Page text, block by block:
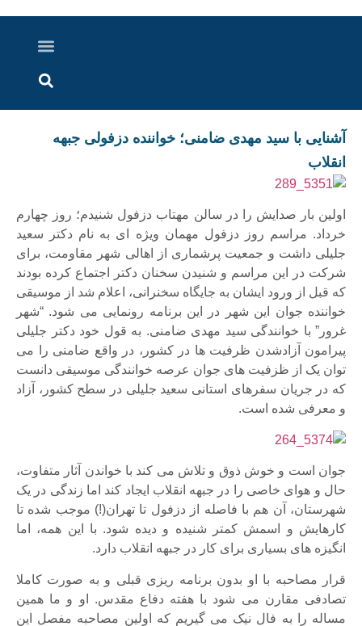
آشنایی با سید مهدی ضامنی؛ خواننده دزفولی جبهه
انقلاب
اولین بار صدایش را در سالن مهتاب دزفول شنیدم؛ روز چهارم
خرداد. مراسم روز دزفول مهمان ویژه ای به نام دکتر سعید
جلیلی داشت و جمعیت پرشماری از اهالی شهر مقاومت، برای
شرکت در این مراسم و شنیدن سخنان دکتر اجتماع کرده بودند
که قبل از ورود ایشان به جایگاه سخنرانی، اعلام شد از موسیقی
خواننده جوان این شهر در این برنامه رونمایی می شود. “شهر
غرور” با خوانندگی سید مهدی ضامنی. به قول خود دکتر جلیلی
پیرامون آزادشدن ظرفیت ها در کشور، در واقع ضامنی را می
توان یک از ظزفیت های جوان عرصه خوانندگی موسیقی دانست
که در جریان سفرهای استانی سعید جلیلی در سطح کشور، آزاد
و معرفی شده است.
جوان است و خوش ذوق و تلاش می کند با خواندن آثار متفاوت،
حال و هوای خاصی را در جبهه انقلاب ایجاد کند اما زندگی در یک
شهرستان، آن هم با فاصله از دزفول تا تهران(!) موجب شده تا
کارهایش و اسمش کمتر شنیده و دیده شود. با این همه، اما
انگیزه های بسیاری برای کار در جبهه انقلاب دارد.
قرار مصاحبه با او بدون برنامه ریزی قبلی و به صورت کاملا
تصادفی مقارن می شود با هفته دفاع مقدس. او و ما همین
مساله را به فال نیک می گیریم که اولین مصاحبه مفصل این